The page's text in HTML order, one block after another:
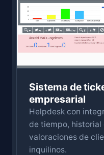
Sistema de
empresarial
Helpdesk con
de tiempo,
valoraciones de
inquilinos.